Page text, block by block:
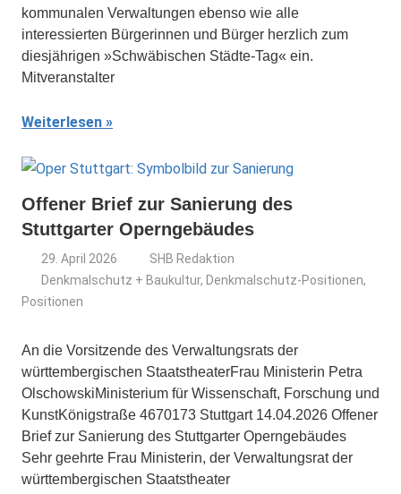
kommunalen Verwaltungen ebenso wie alle
interessierten Bürgerinnen und Bürger herzlich zum
diesjährigen »Schwäbischen Städte-Tag« ein.
Mitveranstalter
Weiterlesen
Offener Brief zur Sanierung des
Stuttgarter Operngebäudes
29. April 2026
SHB Redaktion
Denkmalschutz + Baukultur, Denkmalschutz-Positionen,
Positionen
An die Vorsitzende des Verwaltungsrats der
württembergischen StaatstheaterFrau Ministerin Petra
OlschowskiMinisterium für Wissenschaft, Forschung und
KunstKönigstraße 4670173 Stuttgart 14.04.2026 Offener
Brief zur Sanierung des Stuttgarter Operngebäudes
Sehr geehrte Frau Ministerin, der Verwaltungsrat der
württembergischen Staatstheater